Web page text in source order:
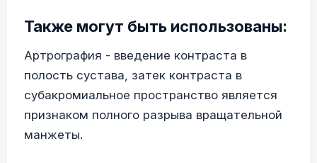
Также могут быть использованы:
Артрография - введение контраста в
полость сустава, затек контраста в
субакромиальное пространство является
признаком полного разрыва вращательной
манжеты.